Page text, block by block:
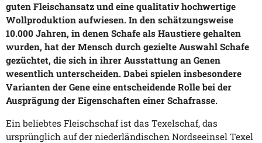
guten Fleischansatz und eine qualitativ hochwertige
Wollproduktion aufwiesen. In den schätzungsweise
10.000 Jahren, in denen Schafe als Haustiere gehalten
wurden, hat der Mensch durch gezielte Auswahl Schafe
gezüchtet, die sich in ihrer Ausstattung an Genen
wesentlich unterscheiden. Dabei spielen insbesondere
Varianten der Gene eine entscheidende Rolle bei der
Ausprägung der Eigenschaften einer Schafrasse.
Ein beliebtes Fleischschaf ist das Texelschaf, das
ursprünglich auf der niederländischen Nordseeinsel Texel